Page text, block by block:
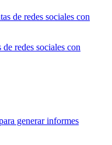
redes sociales con